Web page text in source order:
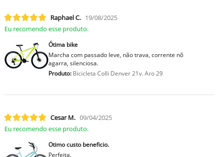
Raphael C. 19/08/2025
Eu recomendo esse produto.
Ótima bike
Marcha com passado leve, não trava, corrente nõ
agarra, silenciosa.
Produto:Bicicleta Colli Denver 21v. Aro 29
Cesar M. 09/04/2025
Eu recomendo esse produto.
Otimo custo beneficio.
Perfeita.